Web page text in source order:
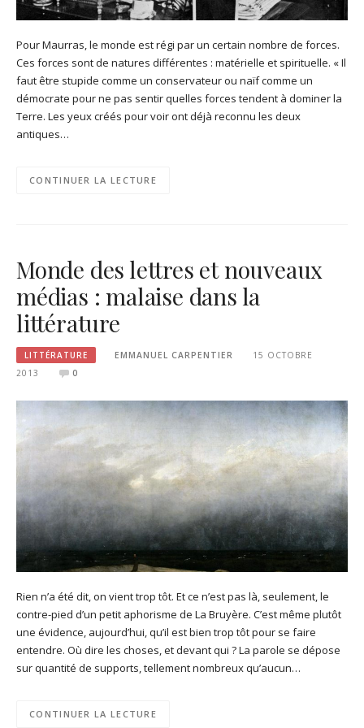
Pour Maurras, le monde est régi par un certain nombre de forces.
Ces forces sont de natures différentes : matérielle et spirituelle. « Il
faut être stupide comme un conservateur ou naïf comme un
démocrate pour ne pas sentir quelles forces tendent à dominer la
Terre. Les yeux créés pour voir ont déjà reconnu les deux
antiques…
CONTINUER LA LECTURE
Monde des lettres et nouveaux
médias : malaise dans la
littérature
LITTÉRATURE EMMANUEL CARPENTIER
15 OCTOBRE
2013
0
Rien n’a été dit, on vient trop tôt. Et ce n’est pas là, seulement, le
contre-pied d’un petit aphorisme de La Bruyère. C’est même plutôt
une évidence, aujourd’hui, qu’il est bien trop tôt pour se faire
entendre. Où dire les choses, et devant qui ? La parole se dépose
sur quantité de supports, tellement nombreux qu’aucun…
CONTINUER LA LECTURE